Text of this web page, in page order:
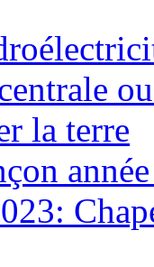
la terre